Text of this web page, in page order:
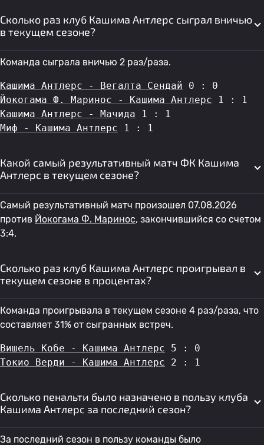
Сколько раз клуб Кашима Антлерс сыграл вничью
в текущем сезоне?
Команда сыграла вничью 2 раз/раза.
Кашима Антлерс - Вегалта Сендай 0 : 0
Йокогама Ф. Маринос - Кашима Антлерс 1 : 1
Кашима Антлерс - Мачида 1 : 1
Миф - Кашима Антлерс 1 : 1
Какой самый результативный матч ФК Кашима
Антлерс в текущем сезоне?
Самый результативный матч произошел 07.08.2026
против Йокогама Ф. Маринос, закончившийся со счетом
3:4.
Сколько раз клуб Кашима Антлерс проигрывал в
текущем сезоне в процентах?
Команда проигрывала в текущем сезоне 4 раз/раза, что
составляет 31% от сыгранных встреч.
Вишель Кобе - Кашима Антлерс 5 : 0
Токио Верди - Кашима Антлерс 2 : 1
Сколько пенальти было назначено в пользу клуба
Кашима Антлерс за последний сезон?
За последний сезон в пользу команды было